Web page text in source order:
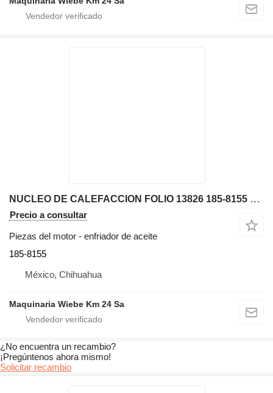
NUCLEO DE CALEFACCION FOLIO 13826 185-8155 enfriador de aceite para Caterpillar 312C, 315C, 31 excavadora
Precio a consultar
Piezas del motor - enfriador de aceite
185-8155
México, Chihuahua
Maquinaria Wiebe Km 24 Sa
¿No encuentra un recambio?
¡Pregúntenos ahora mismo!
Solicitar recambio